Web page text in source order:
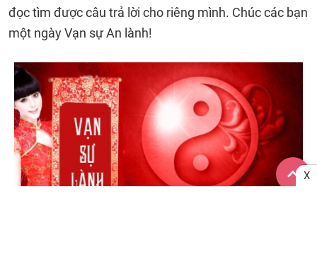
đọc tìm được câu trả lời cho riêng mình. Chúc các bạn
một ngày Vạn sự An lành!
X